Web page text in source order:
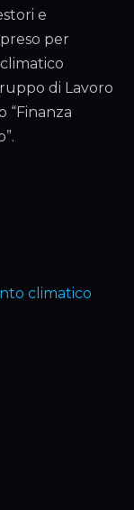
e
per
di Lavoro
“Finanza
climatico